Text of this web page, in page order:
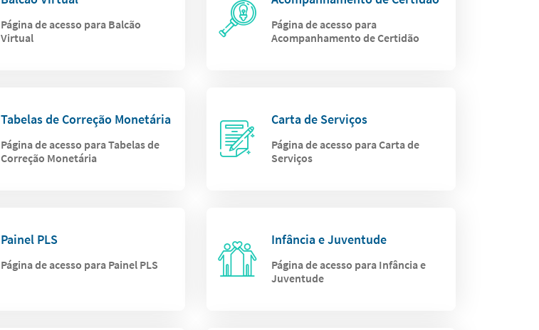
Página de acesso para Balcão
Virtual
Página de acesso para
Acompanhamento de Certidão
Tabelas de Correção Monetária
Página de acesso para Tabelas de
Correção Monetária
Carta de Serviços
Página de acesso para Carta de
Serviços
Painel PLS
Página de acesso para Painel PLS
Infância e Juventude
Página de acesso para Infância e
Juventude